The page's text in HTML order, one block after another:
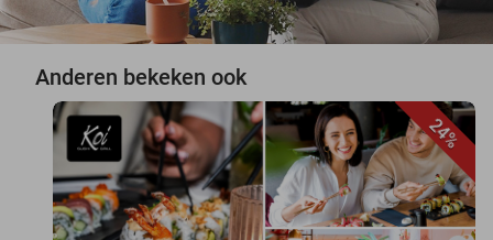
Anderen bekeken ook
24%